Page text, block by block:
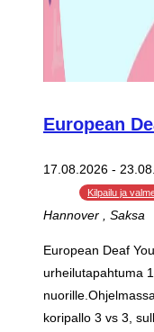
European
17.08.2026 -
Kilpailu ja
Hannover , Saksa
European Deaf
urheilutapahtuma
koripallo 3 vs 3,